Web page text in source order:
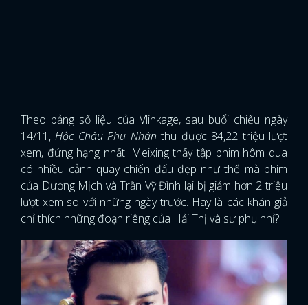
Theo bảng số liệu của Vlinkage, sau buổi chiếu ngày
14/11,Hộc Châu Phu Nhân thu được 84,22 triệu lượt
xem, đứng hạng nhất. Meixing thấy tập phim hôm qua
có nhiều cảnh quay chiến đấu đẹp như thế mà phim
của Dương Mịch và Trần Vỹ Đình lại bị giảm hơn 2 triệu
lượt xem so với những ngày trước. Hay là các khán giả
chỉ thích những đoạn riêng của Hải Thị và sư phụ nhỉ?